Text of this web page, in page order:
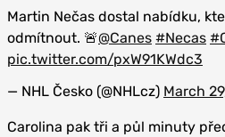
Martin Nečas dostal nabídku,
odmítnout. 🚨@Canes #Necas
pic.twitter.com/pxW91KWdc3
— NHL Česko (@NHLcz) March
Carolina pak tři a půl minuty